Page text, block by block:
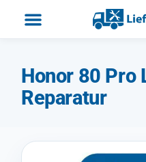
Honor 80 Pro
Reparatur